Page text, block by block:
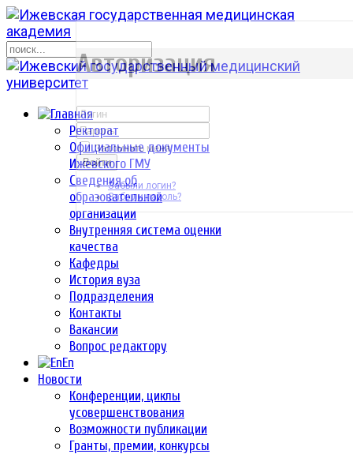
Ректорат
Официальные документы
Ижевского ГМУ
Сведения об
образовательной
организации
Внутренняя система оценки
качества
Кафедры
История вуза
Подразделения
Контакты
Вакансии
Вопрос редактору
En
Новости
Конференции, циклы
усовершенствования
Возможности публикации
Гранты, премии, конкурсы
р
Авторизация
Запомнить меня
Войти
Забыли логин?
Забыли пароль?